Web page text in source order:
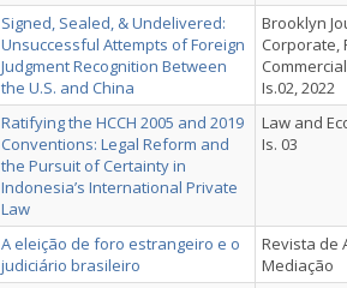
Signed, Sealed, & Undelivered:
Unsuccessful Attempts of Foreign
Judgment Recognition Between
the U.S. and China
Brooklyn
Corporate,
Is.02, 2022
Ratifying the HCCH 2005 and 2019
Conventions: Legal Reform and
the Pursuit of Certainty in
Indonesia’s International Private
Law
Law and
Is. 03
A eleição de foro estrangeiro e o
judiciário brasileiro
Revista de
Mediação